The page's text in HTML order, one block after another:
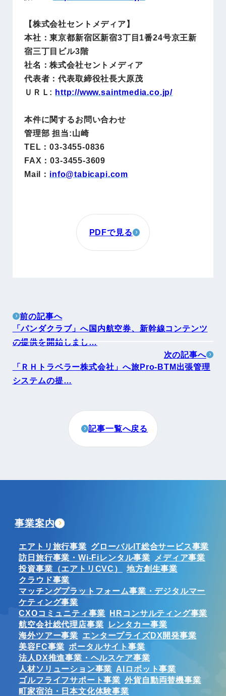
【株式会社セントメディア】
本社：東京都新宿区新宿3丁目1番24号京王新
宿三丁目ビル3階
社名：株式会社セントメディア
代表者：代表取締役社長大原茂
ＵＲＬ: http://www.saintmedia.co.jp/
本件に関するお問い合わせ
管理部 担当:山崎
TEL：03-3455-0836
FAX：03-3455-3609
Mail： info@tabicapi.com
PDFで見る
前の記事へ
「パンダクラブ」へ国内航空券、新幹線コンテンツ
の提供を開始しまし…
次の記事へ
「ＲＨトラベラー株式会社」へ旅Pro-BTM出張管理
システムの提…
記事一覧へ戻る
事業案内
エアトリ旅行事業 グローバルIT総合サービス事業
訪日旅行事業・Wi-Fiレンタル事業
メディア事業
投資事業（エアトリCVC）
地方創生事業
クラウド事業
マッチングプラットフォーム事業・デジタルマー
ケティング事業
CXOコミュニティ事業 HRコンサルティング事業
航空会社総代理店事業
レンタカー事業
海外ツアー事業 エンタープライズDX開発事業
美容FC事業 ポータルサイト事業
法人DX推進事業・ヘルスケア事業
人材ソリューション事業 AIロボット事業
ゴルフライフサポート事業 外貨自動両替機事業
町家宿泊・日本文化体験事業